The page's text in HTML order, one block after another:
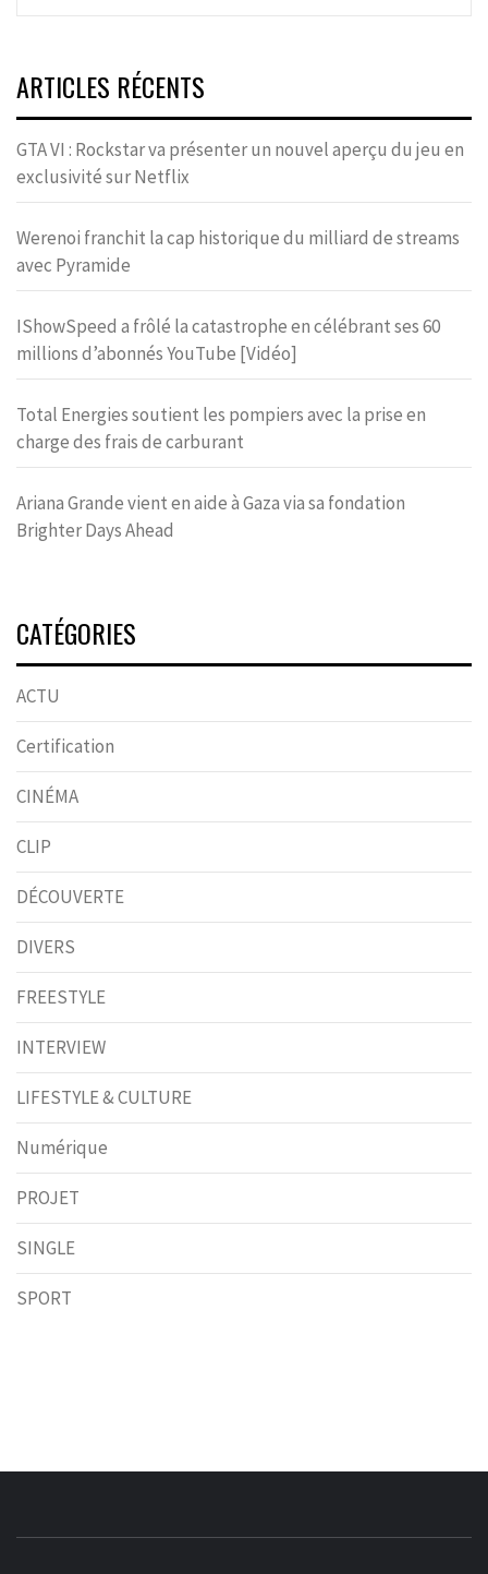
ARTICLES RÉCENTS
GTA VI : Rockstar va présenter un nouvel aperçu du jeu en
exclusivité sur Netflix
Werenoi franchit la cap historique du milliard de streams
avec Pyramide
IShowSpeed a frôlé la catastrophe en célébrant ses 60
millions d’abonnés YouTube [Vidéo]
Total Energies soutient les pompiers avec la prise en
charge des frais de carburant
Ariana Grande vient en aide à Gaza via sa fondation
Brighter Days Ahead
CATÉGORIES
ACTU
Certification
CINÉMA
CLIP
DÉCOUVERTE
DIVERS
FREESTYLE
INTERVIEW
LIFESTYLE & CULTURE
Numérique
PROJET
SINGLE
SPORT